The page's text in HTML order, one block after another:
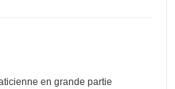
en grande partie